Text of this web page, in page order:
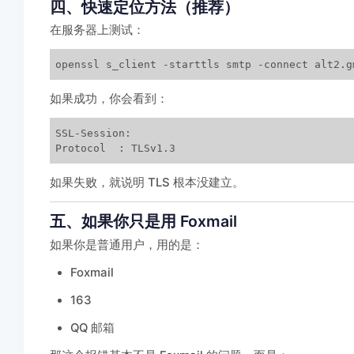
四、快速定位方法（推荐）
在服务器上测试：
openssl s_client -starttls smtp -connect
如果成功，你会看到：
SSL-Session:
Protocol  : TLSv1.3
如果失败，就说明 TLS 根本没建立。
五、如果你只是用 Foxmail
如果你是普通用户，用的是：
Foxmail
163
QQ 邮箱